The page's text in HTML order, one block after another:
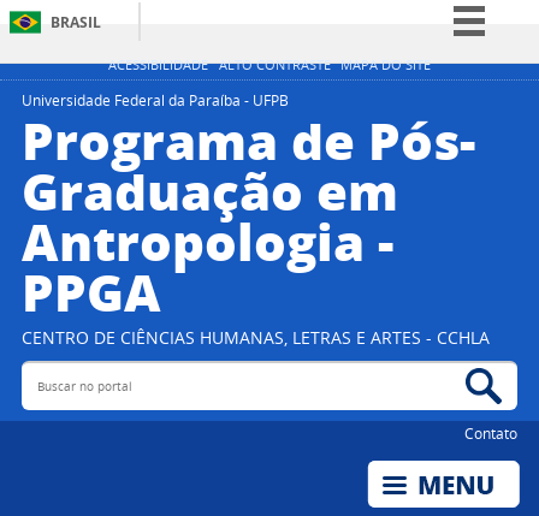
ACESSIBILIDADE ALTO CONTRASTE MAPA DO SITE
BRASIL
Simplifique!
Participe
Legislação
Canais
Universidade Federal da Paraíba - UFPB
Programa de Pós-
Graduação em
Antropologia -
PPGA
CENTRO DE CIÊNCIAS HUMANAS, LETRAS E ARTES - CCHLA
Buscar no portal
Contato